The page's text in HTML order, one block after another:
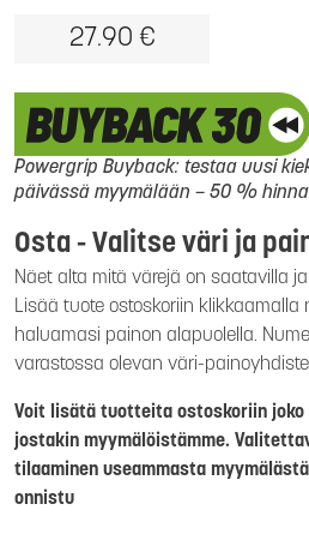
27.90 €
Powergrip Buyback: testaa uusi
päivässä myymälään – 50 %
Osta - Valitse väri ja
Näet alta mitä värejä on saatavilla
Lisää tuote ostoskoriin klikkaamalla
haluamasi painon alapuolella.
varastossa olevan väri-
Voit lisätä tuotteita ostoskoriin joko
jostakin myymälöistämme.
tilaaminen useammasta
onnistu